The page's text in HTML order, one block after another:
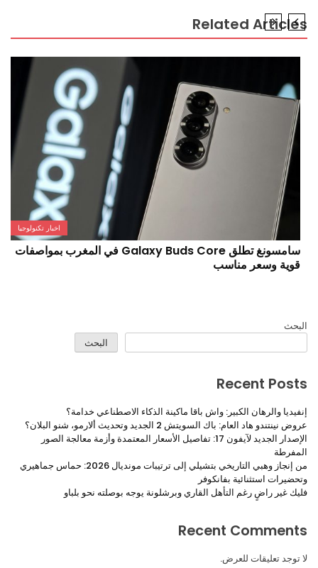
Related
اخبار تكنولوجيا
سامسونغ تطلق Galaxy Buds Core في المغرب بمواصفات
وسعر مناسب
البحث
Recent
والرهان الكبير: واش باقا ماكينة الذكاء الاصطناعي خدامة؟
هاد العام: باك السويتش 2 الجديد وتحديث ألارمو، شنو البلان؟
الإصدار الجديد لآيفون 17: تفاصيل الأسعار المعتمدة وأزمة معالجة الصور
من إنجاز وهبي التاريخي بتشيلي إلى ترتيبات مونديال 2026: حماس جماهيري
استثنائية بفانكوفر
غير راضٍ رغم التأهل القاري وبرشلونة يوجه بوصلته نحو بلباو
Recent
تعليقات للعرض.